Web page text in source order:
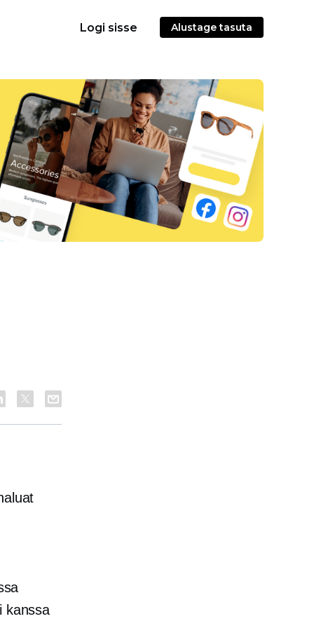
Logi sisse Alustage tasuta
kanssa